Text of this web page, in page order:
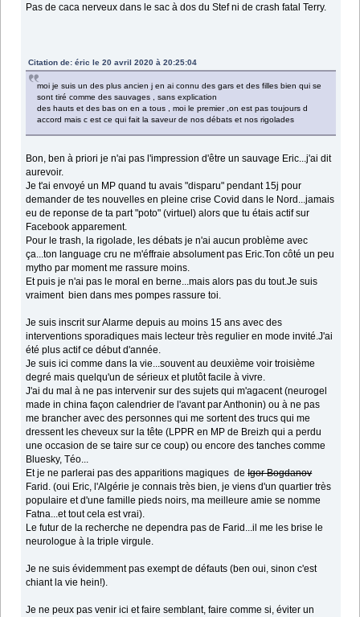
Pas de caca nerveux dans le sac à dos du Stef ni de crash fatal Terry.
Citation de: éric le 20 avril 2020 à 20:25:04
moi je suis un des plus ancien j en ai connu des gars et des filles bien qui se
sont tiré comme des sauvages , sans explication
des hauts et des bas on en a tous , moi le premier ,on est pas toujours d
accord mais c est ce qui fait la saveur de nos débats et nos rigolades
Bon, ben à priori je n'ai pas l'impression d'être un sauvage Eric...j'ai dit
aurevoir.
Je t'ai envoyé un MP quand tu avais "disparu" pendant 15j pour
demander de tes nouvelles en pleine crise Covid dans le Nord...jamais
eu de reponse de ta part "poto" (virtuel) alors que tu étais actif sur
Facebook apparement.
Pour le trash, la rigolade, les débats je n'ai aucun problème avec
ça...ton language cru ne m'éffraie absolument pas Eric.Ton côté un peu
mytho par moment me rassure moins.
Et puis je n'ai pas le moral en berne...mais alors pas du tout.Je suis
vraiment bien dans mes pompes rassure toi.
Je suis inscrit sur Alarme depuis au moins 15 ans avec des
interventions sporadiques mais lecteur très regulier en mode invité.J'ai
été plus actif ce début d'année.
Je suis ici comme dans la vie...souvent au deuxième voir troisième
degré mais quelqu'un de sérieux et plutôt facile à vivre.
J'ai du mal à ne pas intervenir sur des sujets qui m'agacent (neurogel
made in china façon calendrier de l'avant par Anthonin) ou à ne pas
me brancher avec des personnes qui me sortent des trucs qui me
dressent les cheveux sur la tête (LPPR en MP de Breizh qui a perdu
une occasion de se taire sur ce coup) ou encore des tanches comme
Bluesky, Téo...
Et je ne parlerai pas des apparitions magiques deIgor Bogdanov
Farid. (oui Eric, l'Algérie je connais très bien, je viens d'un quartier très
populaire et d'une famille pieds noirs, ma meilleure amie se nomme
Fatna...et tout cela est vrai).
Le futur de la recherche ne dependra pas de Farid...il me les brise le
neurologue à la triple virgule.
Je ne suis évidemment pas exempt de défauts (ben oui, sinon c'est
chiant la vie hein!).
Je ne peux pas venir ici et faire semblant, faire comme si, éviter un